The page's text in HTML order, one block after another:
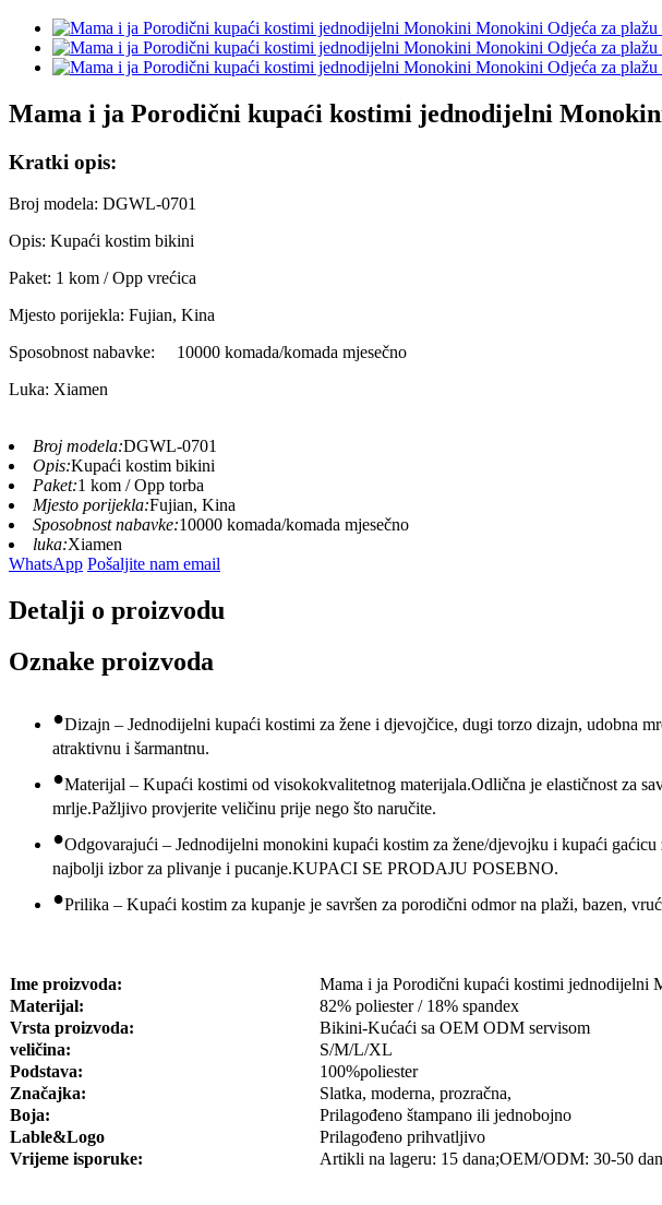
Mama i ja Porodični kupaći kostimi jednodijelni
Kratki opis:
Broj modela: DGWL-0701
Opis: Kupaći kostim bikini
Paket: 1 kom / Opp vrećica
Mjesto porijekla: Fujian, Kina
Sposobnost nabavke:
10000 komada/komada mjesečno
Luka: Xiamen
Broj modela:DGWL-0701
Opis:Kupaći kostim bikini
Paket:1 kom / Opp torba
Mjesto porijekla:Fujian, Kina
Sposobnost nabavke:10000 komada/komada mjesečno
luka:Xiamen
WhatsApp Pošaljite nam email
Detalji o proizvodu
Oznake proizvoda
•Dizajn – Jednodijelni kupaći kostimi za žene i djevojčice, dugi torzo dizajn, udobna
atraktivnu i šarmantnu.
•Materijal – Kupaći kostimi od visokokvalitetnog materijala.Odlična je elastičnost za
mrlje.Pažljivo provjerite veličinu prije nego što naručite.
•Odgovarajući – Jednodijelni monokini kupaći kostim za žene/djevojku i kupaći
najbolji izbor za plivanje i pucanje.KUPACI SE PRODAJU POSEBNO.
•Prilika – Kupaći kostim za kupanje je savršen za porodični odmor na plaži, bazen,
Ime proizvoda:
Mama i ja Porodični kupaći kostimi jednodijelni
Materijal:
82% poliester / 18% spandex
Vrsta proizvoda:
Bikini-Kućaći sa OEM ODM servisom
veličina:
S/M/L/XL
Podstava:
100%poliester
Značajka:
Slatka, moderna, prozračna,
Boja:
Prilagođeno štampano ili jednobojno
Lable&Logo
Prilagođeno prihvatljivo
Vrijeme isporuke:
Artikli na lageru: 15 dana;OEM/ODM: 30-50